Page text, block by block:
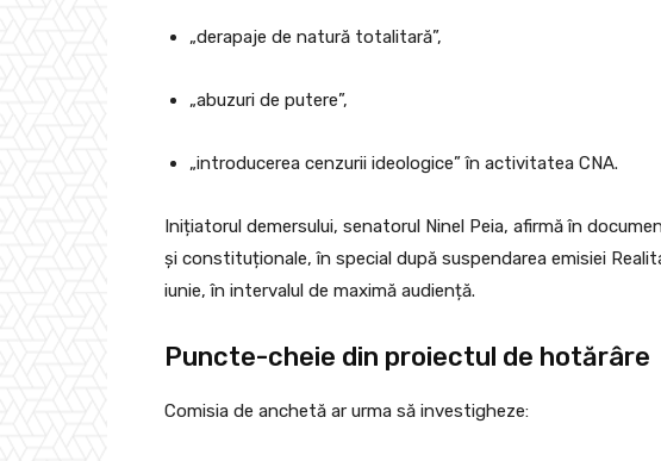
„derapaje de natură totalitară”,
„abuzuri de putere”,
„introducerea cenzurii ideologice” în activitatea CNA.
Inițiatorul demersului, senatorul Ninel Peia, afirmă în
și constituționale, în special după suspendarea emisiei
iunie, în intervalul de maximă audiență.
Puncte-cheie din proiectul de hotărâre
Comisia de anchetă ar urma să investigheze: